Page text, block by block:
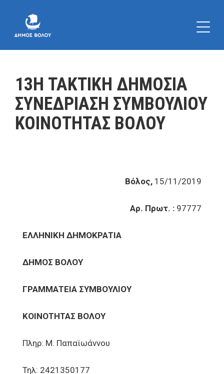
13Η ΤΑΚΤΙΚΗ ΔΗΜΟΣΙΑ
ΣΥΝΕΔΡΙΑΣΗ ΣΥΜΒΟΥΛΙΟΥ
ΚΟΙΝΟΤΗΤΑΣ ΒΟΛΟΥ
Βόλος, 15/11/2019
Αρ. Πρωτ. : 97777
ΕΛΛΗΝΙΚΗ ΔΗΜΟΚΡΑΤΙΑ
ΔΗΜΟΣ ΒΟΛΟΥ
ΓΡΑΜΜΑΤΕΙΑ ΣΥΜΒΟΥΛΙΟΥ
ΚΟΙΝΟΤΗΤΑΣ ΒΟΛΟΥ
Πληρ: Μ. Παπαϊωάννου
Τηλ: 2421350177